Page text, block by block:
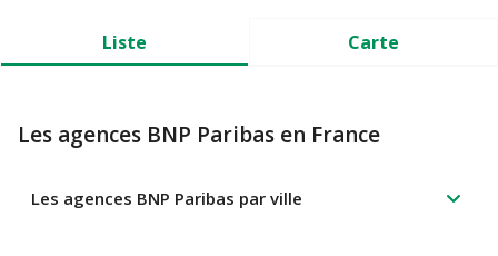
Liste Carte
Les agences BNP Paribas en France
Les agences BNP Paribas par ville